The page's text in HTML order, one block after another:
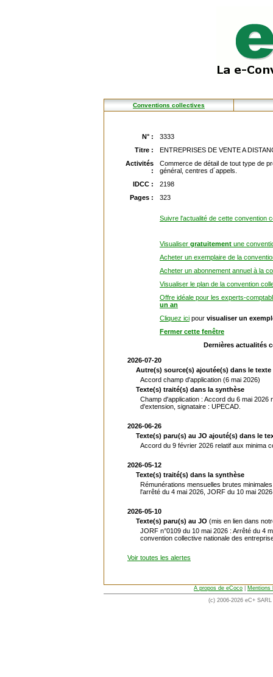
Conventions collectives
N° :
3333
Titre :
ENTREPRISES DE VENTE A
Activités
:
Commerce de détail de tout type de
général, centres d´appels.
IDCC :
2198
Pages :
323
Suivre l'actualité de cette convention
Visualiser gratuitement une
Acheter un exemplaire de la
Acheter un abonnement annuel à la
Visualiser le plan de la convention
Offre idéale pour les experts-
un an
Cliquez ici pour visualiser un
Fermer cette fenêtre
Dernières actualités
2026-07-20
Autre(s) source(s) ajoutée(s) dans le
Accord champ d'application (6 mai 2026)
Texte(s) traité(s) dans la synthèse
Champ d'application : Accord du 6 mai 2026
d'extension, signataire : UPECAD.
2026-06-26
Texte(s) paru(s) au JO ajouté(s) dans le
Accord du 9 février 2026 relatif aux minima
2026-05-12
Texte(s) traité(s) dans la synthèse
Rémunérations mensuelles brutes
l'arrêté du 4 mai 2026, JORF du 10 mai
2026-05-10
Texte(s) paru(s) au JO (mis en lien dans
JORF n°0109 du 10 mai 2026 : Arrêté du 4
convention collective nationale des
Voir toutes les alertes
A propos de eCoco
Mentions
(c) 2006-2026 eC+